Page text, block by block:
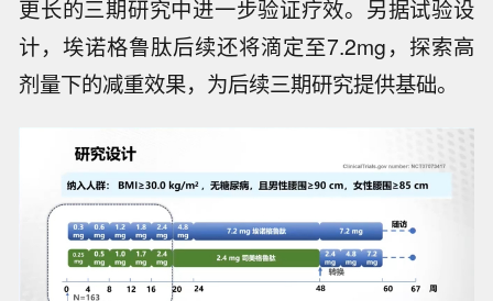
德的态度是还需要更多研究数据再观察验证。
实际上，界面新闻从6月8日上午前述中期数据发
学人民医院纪立农教授同样表示，该研究仅为二
期小样本研究，后续还将在样本更多、观察时间
更长的三期研究中进一步验证疗效。另据试验设
计，埃诺格鲁肽后续还将滴定至7.2mg，探索高